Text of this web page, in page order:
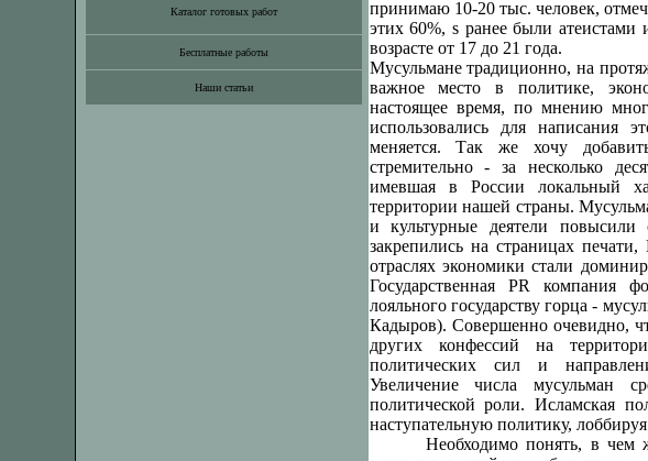
Каталог готовых работ
Бесплатные работы
Наши статьи
принимаю 10-20 тыс. человек,
этих 60%, ѕ ранее были атеистами
возрасте от 17 до 21 года.
Мусульмане традиционно, на
важное место в политике,
настоящее время, по мнению
использовались для написания
меняется. Так же хочу
стремительно - за несколько
имевшая в России локальный
территории нашей страны.
и культурные деятели
закрепились на страницах
отраслях экономики стали
Государственная PR компания
лояльного государству горца -
Кадыров). Совершенно очевидно,
других конфессий на
политических сил и
Увеличение числа мусульман
политической роли. Исламская
наступательную политику,
Необходимо понять, в чем